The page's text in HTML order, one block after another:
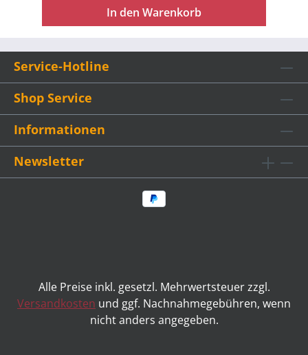
Darstellen von Ereignissen, hier am
Beispiel „Der gute Hirte“. Die Figuren
Hintergrundbild ist mit Klammer an eine
Pappe befestigt. Auch zum Durchführen
von verschiedenen Quizspielen, z. B. „Das
Brunnenquiz“ aus dem Vorschulmaterial
„Quizideen für Vorschulkinder“. Eignet sich
vortrefflich zum Nachspielen und damit
zur Vertiefung, v.a. für jüngere Kinder und
kleine Gruppen. Rillenbrett aus 22 mm
Multiplex-Platte, ca. 42 cm x 30 cm
In den Warenkorb
Service-Hotline
Shop Service
Informationen
Newsletter
Alle Preise inkl. gesetzl. Mehrwertsteuer zzgl.
Versandkosten und ggf. Nachnahmegebühren, wenn
nicht anders angegeben.